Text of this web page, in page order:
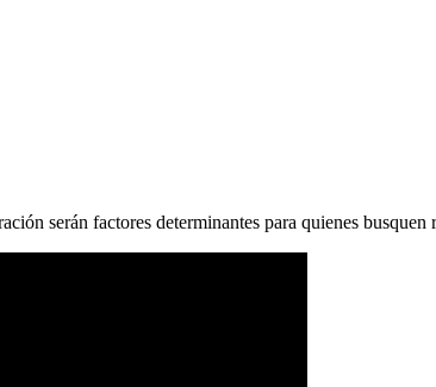
serán factores determinantes para quienes